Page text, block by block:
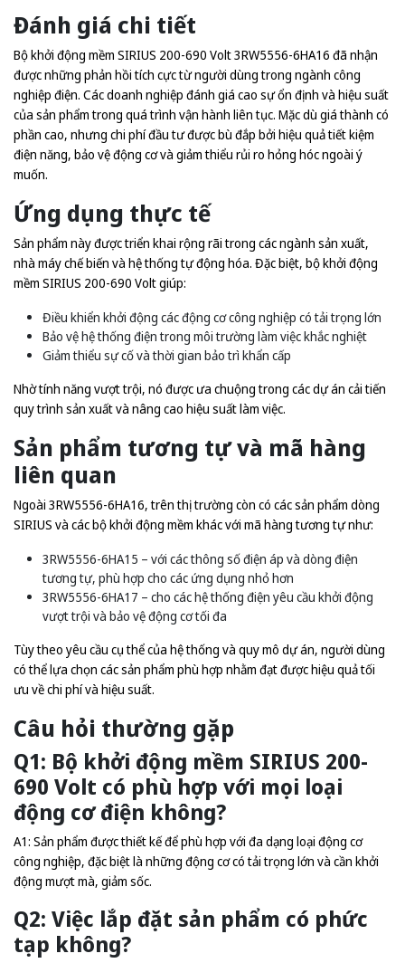
Đánh giá chi tiết
Bộ khởi động mềm SIRIUS 200-690 Volt 3RW5556-6HA16 đã nhận
được những phản hồi tích cực từ người dùng trong ngành công
nghiệp điện. Các doanh nghiệp đánh giá cao sự ổn định và hiệu suất
của sản phẩm trong quá trình vận hành liên tục. Mặc dù giá thành có
phần cao, nhưng chi phí đầu tư được bù đắp bởi hiệu quả tiết kiệm
điện năng, bảo vệ động cơ và giảm thiểu rủi ro hỏng hóc ngoài ý
muốn.
Ứng dụng thực tế
Sản phẩm này được triển khai rộng rãi trong các ngành sản xuất,
nhà máy chế biến và hệ thống tự động hóa. Đặc biệt, bộ khởi động
mềm SIRIUS 200-690 Volt giúp:
Điều khiển khởi động các động cơ công nghiệp có tải trọng lớn
Bảo vệ hệ thống điện trong môi trường làm việc khắc nghiệt
Giảm thiểu sự cố và thời gian bảo trì khẩn cấp
Nhờ tính năng vượt trội, nó được ưa chuộng trong các dự án cải tiến
quy trình sản xuất và nâng cao hiệu suất làm việc.
Sản phẩm tương tự và mã hàng
liên quan
Ngoài 3RW5556-6HA16, trên thị trường còn có các sản phẩm dòng
SIRIUS và các bộ khởi động mềm khác với mã hàng tương tự như:
3RW5556-6HA15 – với các thông số điện áp và dòng điện
tương tự, phù hợp cho các ứng dụng nhỏ hơn
3RW5556-6HA17 – cho các hệ thống điện yêu cầu khởi động
vượt trội và bảo vệ động cơ tối đa
Tùy theo yêu cầu cụ thể của hệ thống và quy mô dự án, người dùng
có thể lựa chọn các sản phẩm phù hợp nhằm đạt được hiệu quả tối
ưu về chi phí và hiệu suất.
Câu hỏi thường gặp
Q1: Bộ khởi động mềm SIRIUS 200-
690 Volt có phù hợp với mọi loại
động cơ điện không?
A1: Sản phẩm được thiết kế để phù hợp với đa dạng loại động cơ
công nghiệp, đặc biệt là những động cơ có tải trọng lớn và cần khởi
động mượt mà, giảm sốc.
Q2: Việc lắp đặt sản phẩm có phức
tạp không?